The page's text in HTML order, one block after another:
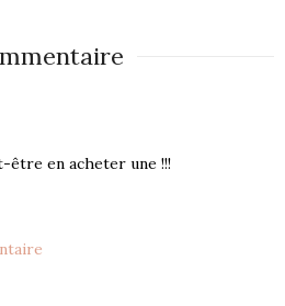
être en acheter une !!!